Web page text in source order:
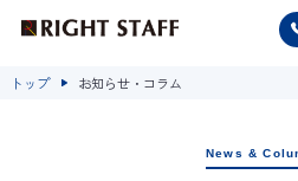
トップ お知らせ・コラム
News &